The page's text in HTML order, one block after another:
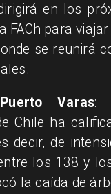
en los
FACh para
se reunirá
Varas:
Chile ha
decir, de
los 138 y
la caída de